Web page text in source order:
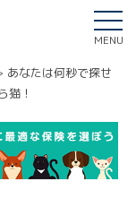
MENU
あなたは何秒で探せ
猫！